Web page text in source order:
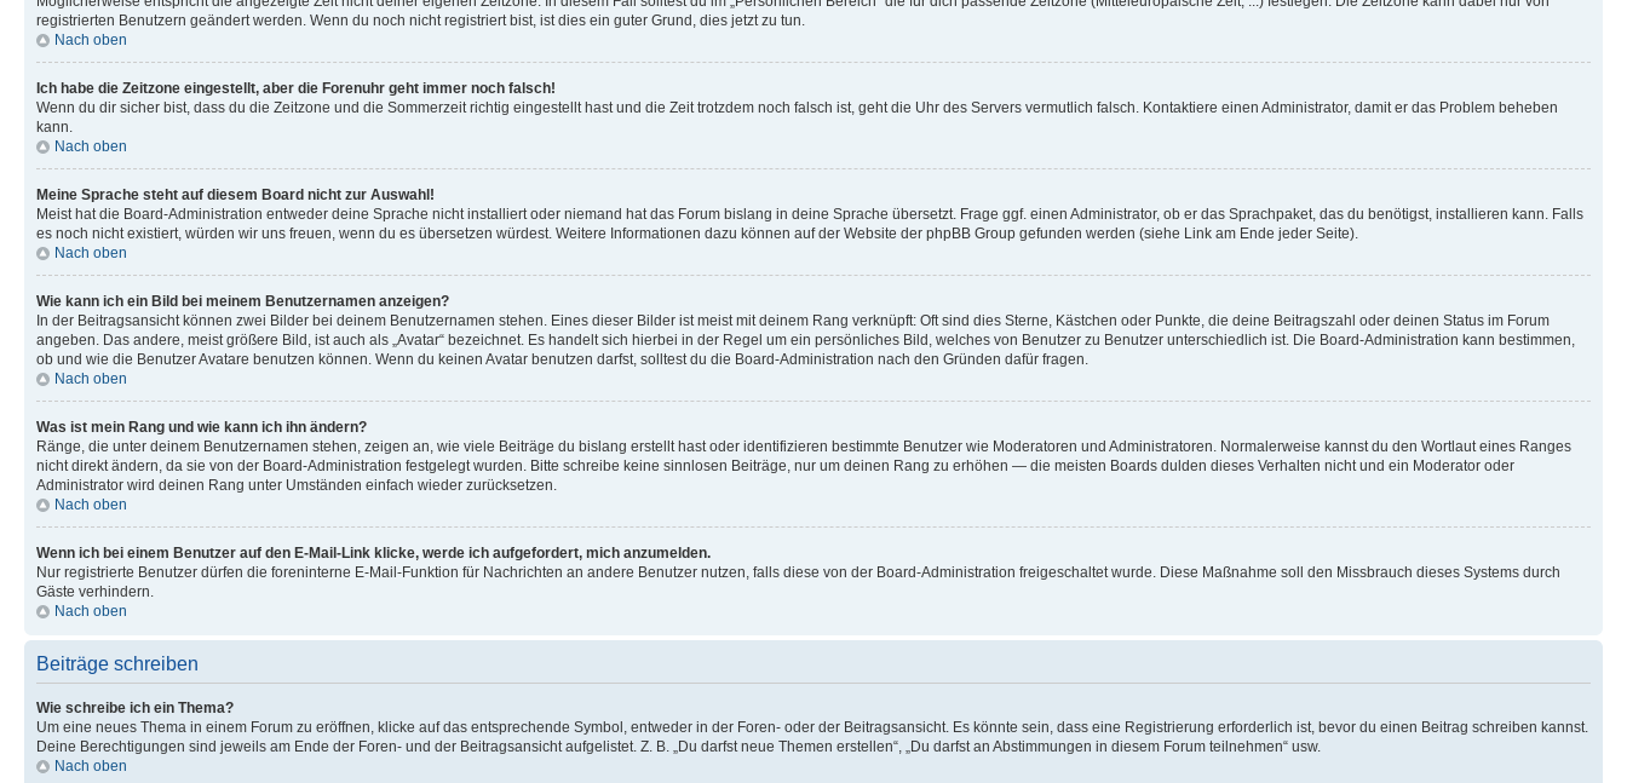
registrierten Benutzern geändert werden. Wenn du noch nicht registriert bist, ist dies ein guter Grund, dies jetzt zu tun.
Nach oben
Ich habe die Zeitzone eingestellt, aber die Forenuhr geht immer noch falsch!
Wenn du dir sicher bist, dass du die Zeitzone und die Sommerzeit richtig eingestellt hast und die Zeit trotzdem noch falsch ist, geht die Uhr des Servers vermutlich falsch. Kontaktiere einen Administrator, damit er das Problem beheben
kann.
Nach oben
Meine Sprache steht auf diesem Board nicht zur Auswahl!
Meist hat die Board-Administration entweder deine Sprache nicht installiert oder niemand hat das Forum bislang in deine Sprache übersetzt. Frage ggf. einen Administrator, ob er das Sprachpaket, das du benötigst, installieren kann. Falls
es noch nicht existiert, würden wir uns freuen, wenn du es übersetzen würdest. Weitere Informationen dazu können auf der Website der phpBB Group gefunden werden (siehe Link am Ende jeder Seite).
Nach oben
Wie kann ich ein Bild bei meinem Benutzernamen anzeigen?
In der Beitragsansicht können zwei Bilder bei deinem Benutzernamen stehen. Eines dieser Bilder ist meist mit deinem Rang verknüpft: Oft sind dies Sterne, Kästchen oder Punkte, die deine Beitragszahl oder deinen Status im Forum
angeben. Das andere, meist größere Bild, ist auch als „Avatar“ bezeichnet. Es handelt sich hierbei in der Regel um ein persönliches Bild, welches von Benutzer zu Benutzer unterschiedlich ist. Die Board-Administration kann bestimmen,
ob und wie die Benutzer Avatare benutzen können. Wenn du keinen Avatar benutzen darfst, solltest du die Board-Administration nach den Gründen dafür fragen.
Nach oben
Was ist mein Rang und wie kann ich ihn ändern?
Ränge, die unter deinem Benutzernamen stehen, zeigen an, wie viele Beiträge du bislang erstellt hast oder identifizieren bestimmte Benutzer wie Moderatoren und Administratoren. Normalerweise kannst du den Wortlaut eines Ranges
nicht direkt ändern, da sie von der Board-Administration festgelegt wurden. Bitte schreibe keine sinnlosen Beiträge, nur um deinen Rang zu erhöhen — die meisten Boards dulden dieses Verhalten nicht und ein Moderator oder
Administrator wird deinen Rang unter Umständen einfach wieder zurücksetzen.
Nach oben
Wenn ich bei einem Benutzer auf den E-Mail-Link klicke, werde ich aufgefordert, mich anzumelden.
Nur registrierte Benutzer dürfen die foreninterne E-Mail-Funktion für Nachrichten an andere Benutzer nutzen, falls diese von der Board-Administration freigeschaltet wurde. Diese Maßnahme soll den Missbrauch dieses Systems durch
Gäste verhindern.
Nach oben
Beiträge schreiben
Wie schreibe ich ein Thema?
Um eine neues Thema in einem Forum zu eröffnen, klicke auf das entsprechende Symbol, entweder in der Foren- oder der Beitragsansicht. Es könnte sein, dass eine Registrierung erforderlich ist, bevor du einen Beitrag schreiben kannst.
Deine Berechtigungen sind jeweils am Ende der Foren- und der Beitragsansicht aufgelistet. Z. B. „Du darfst neue Themen erstellen“, „Du darfst an Abstimmungen in diesem Forum teilnehmen“ usw.
Nach oben